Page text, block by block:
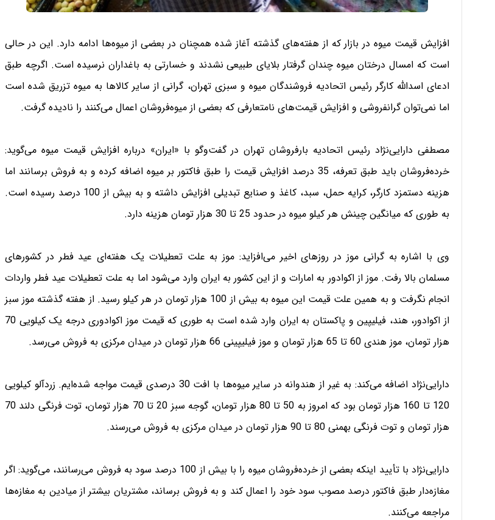
افزایش قیمت میوه در بازار که از هفته‌های گذشته آغاز شده همچنان در بعضی از میوه‌ها ادامه دارد. این در حالی
است که امسال درختان میوه چندان گرفتار بلایای طبیعی نشدند و خسارتی به باغداران نرسیده است. اگرچه طبق
ادعای اسدالله کارگر رئیس اتحادیه فروشندگان میوه و سبزی تهران، گرانی از سایر کالاها به میوه تزریق شده است
اما نمی‌توان گرانفروشی و افزایش قیمت‌های نامتعارفی که بعضی از میوه‌فروشان اعمال می‌کنند را نادیده گرفت.
مصطفی دارایی‌نژاد رئیس اتحادیه بارفروشان تهران در گفت‌وگو با «ایران» درباره افزایش قیمت میوه می‌گوید:
خرده‌فروشان باید طبق تعرفه، 35 درصد افزایش قیمت را طبق فاکتور بر میوه اضافه کرده و به فروش برسانند اما
هزینه دستمزد کارگر، کرایه حمل، سبد، کاغذ و صنایع تبدیلی افزایش داشته و به بیش از 100 درصد رسیده است.
به طوری که میانگین چینش هر کیلو میوه در حدود 25 تا 30 هزار تومان هزینه دارد.
وی با اشاره به گرانی موز در روزهای اخیر می‌افزاید: موز به علت تعطیلات یک هفته‌ای عید فطر در کشورهای
مسلمان بالا رفت. موز از اکوادور به امارات و از این کشور به ایران وارد می‌شود اما به علت تعطیلات عید فطر واردات
انجام نگرفت و به همین علت قیمت این میوه به بیش از 100 هزار تومان در هر کیلو رسید. از هفته گذشته موز سبز
از اکوادور، هند، فیلیپین و پاکستان به ایران وارد شده است به طوری که قیمت موز اکوادوری درجه یک کیلویی 70
هزار تومان، موز هندی 60 تا 65 هزار تومان و موز فیلیپینی 66 هزار تومان در میدان مرکزی به فروش می‌رسد.
دارایی‌نژاد اضافه می‌کند: به غیر از هندوانه در سایر میوه‌ها با افت 30 درصدی قیمت مواجه شده‌ایم. زردآلو کیلویی
120 تا 160 هزار تومان بود که امروز به 50 تا 80 هزار تومان، گوجه سبز 20 تا 70 هزار تومان، توت فرنگی دلند 70
هزار تومان و توت فرنگی بهمنی 80 تا 90 هزار تومان در میدان مرکزی به فروش می‌رسند.
دارایی‌نژاد با تأیید اینکه بعضی از خرده‌فروشان میوه را با بیش از 100 درصد سود به فروش می‌رسانند، می‌گوید: اگر
مغازه‌دار طبق فاکتور درصد مصوب سود خود را اعمال کند و به فروش برساند، مشتریان بیشتر از میادین به مغازه‌ها
مراجعه می‌کنند.